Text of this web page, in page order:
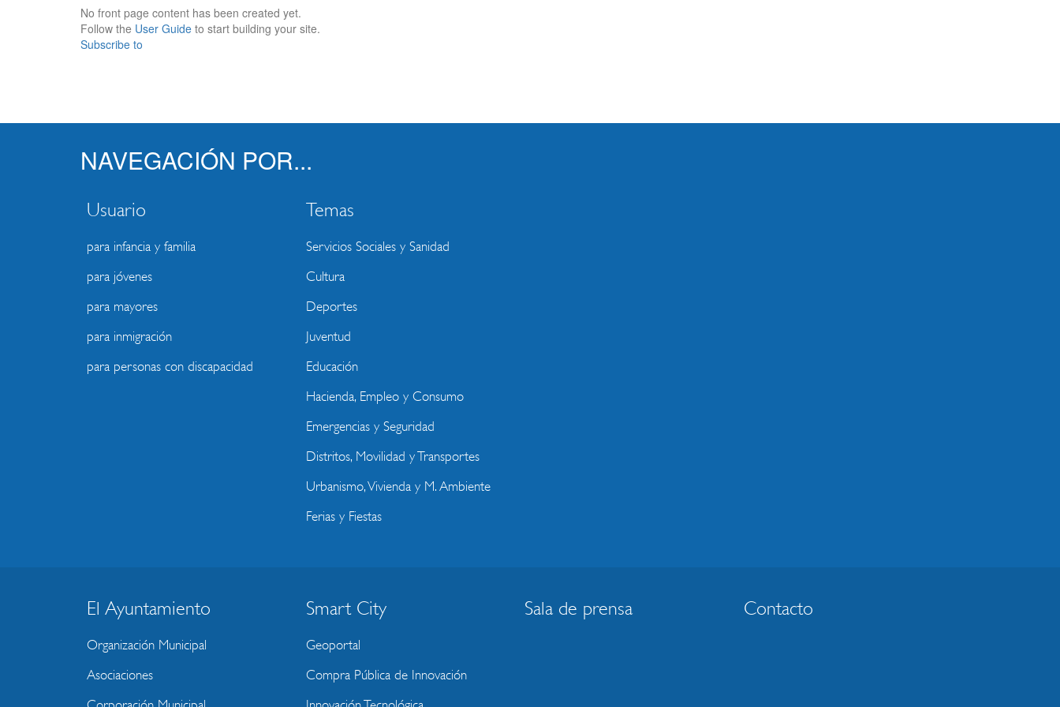
No front page content has been created yet.
Follow the User Guide to start building your site.
Subscribe to
NAVEGACIÓN POR...
Usuario
para infancia y familia
para jóvenes
para mayores
para inmigración
para personas con discapacidad
Temas
Servicios Sociales y Sanidad
Cultura
Deportes
Juventud
Educación
Hacienda, Empleo y Consumo
Emergencias y Seguridad
Distritos, Movilidad y Transportes
Urbanismo, Vivienda y M. Ambiente
Ferias y Fiestas
BLOQUE
MENU
WEBSITE
El Ayuntamiento
Organización Municipal
Asociaciones
Smart City
Geoportal
Compra Pública de Innovación
Sala de prensa Contacto